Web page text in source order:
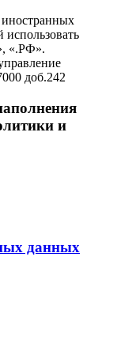
«.РФ».
доб.242
и
данных